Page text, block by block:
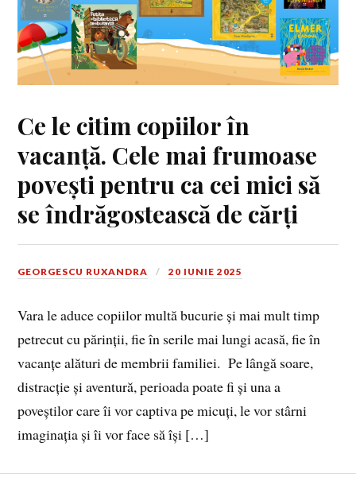
Ce le citim copiilor în
vacanță. Cele mai frumoase
povești pentru ca cei mici să
se îndrăgostească de cărți
GEORGESCU RUXANDRA 20 IUNIE 2025
Vara le aduce copiilor multă bucurie și mai mult timp
petrecut cu părinții, fie în serile mai lungi acasă, fie în
vacanțe alături de membrii familiei. Pe lângă soare,
distracție și aventură, perioada poate fi și una a
poveștilor care îi vor captiva pe micuți, le vor stârni
imaginația și îi vor face să își […]